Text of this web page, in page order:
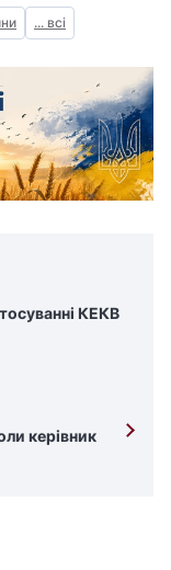
... всі
КЕКВ
керівник